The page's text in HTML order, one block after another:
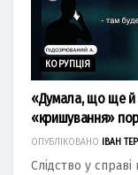
КОРУПЦІЯ
«Думала, що ще й
«кришування»
ОПУБЛІКОВАНО ІВАН
Слідство у